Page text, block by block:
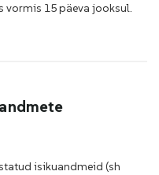
15 päeva jooksul.
isikuandmeid (sh